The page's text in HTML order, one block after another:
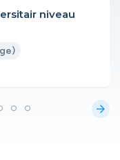
niveau
arrow_forward